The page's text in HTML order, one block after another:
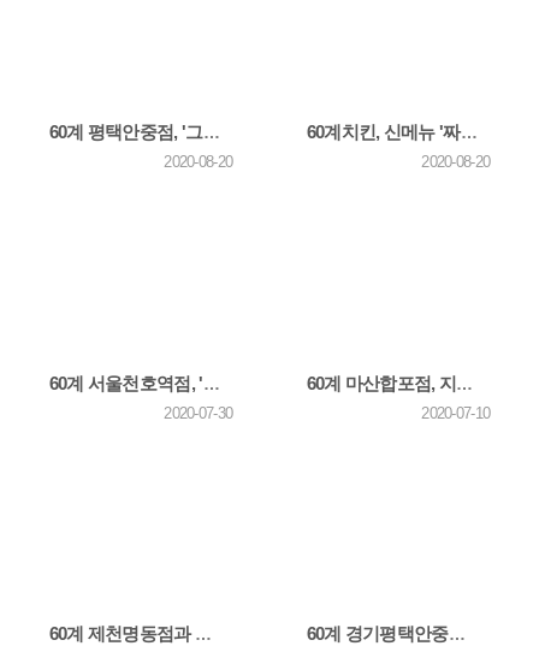
60계 평택안중점, '그림뜰요양원'에 사랑의 치킨나눔 봉사활동
2020-08-20
60계치킨, 신메뉴 '짜파치킨' 출시기념 리뷰이벤트 진행!
2020-08-20
60계 서울천호역점, '강동 사회복지관'에 사랑의 치킨나눔 봉사활동
2020-07-30
60계 마산합포점, 지역 아동복지시설 '마산 영신원'에 사랑의 치킨나눔 봉사활동
2020-07-10
60계 제천명동점과 제천청전점 '영유아원'에 사랑의 치킨나눔 봉사활동 60계 경기평택안중점, 코로나19로 어려운 가정에 사랑의 치킨나눔 봉사활동